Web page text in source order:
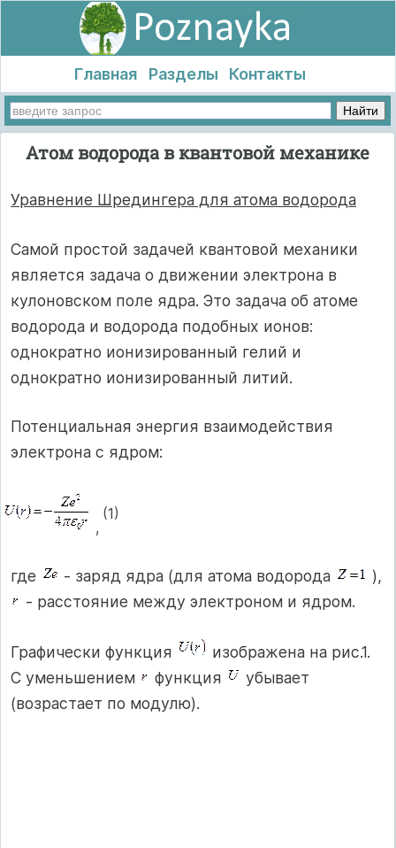
Главная Разделы Контакты
Атом водорода в квантовой механике
Уравнение Шредингера для атома водорода
Самой простой задачей квантовой механики
является задача о движении электрона в
кулоновском поле ядра. Это задача об атоме
водорода и водорода подобных ионов:
однократно ионизированный гелий и
однократно ионизированный литий.
Потенциальная энергия взаимодействия
электрона с ядром:
,
(1)
где - заряд ядра (для атома водорода
),
- расстояние между электроном и ядром.
Графически функция
изображена на рис.1.
С уменьшением
функция
убывает
(возрастает по модулю).